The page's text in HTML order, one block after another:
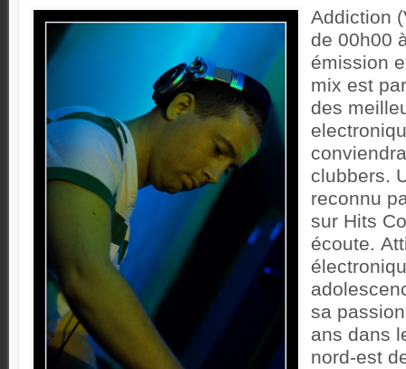
Addiction
de 00h00
émission
mix est
des
clubbers.
reconnu
sur Hits
écoute.
sa
ans dans
nord-est